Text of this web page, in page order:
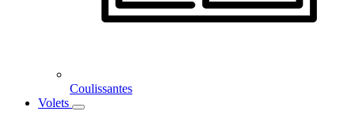
Coulissantes
Volets